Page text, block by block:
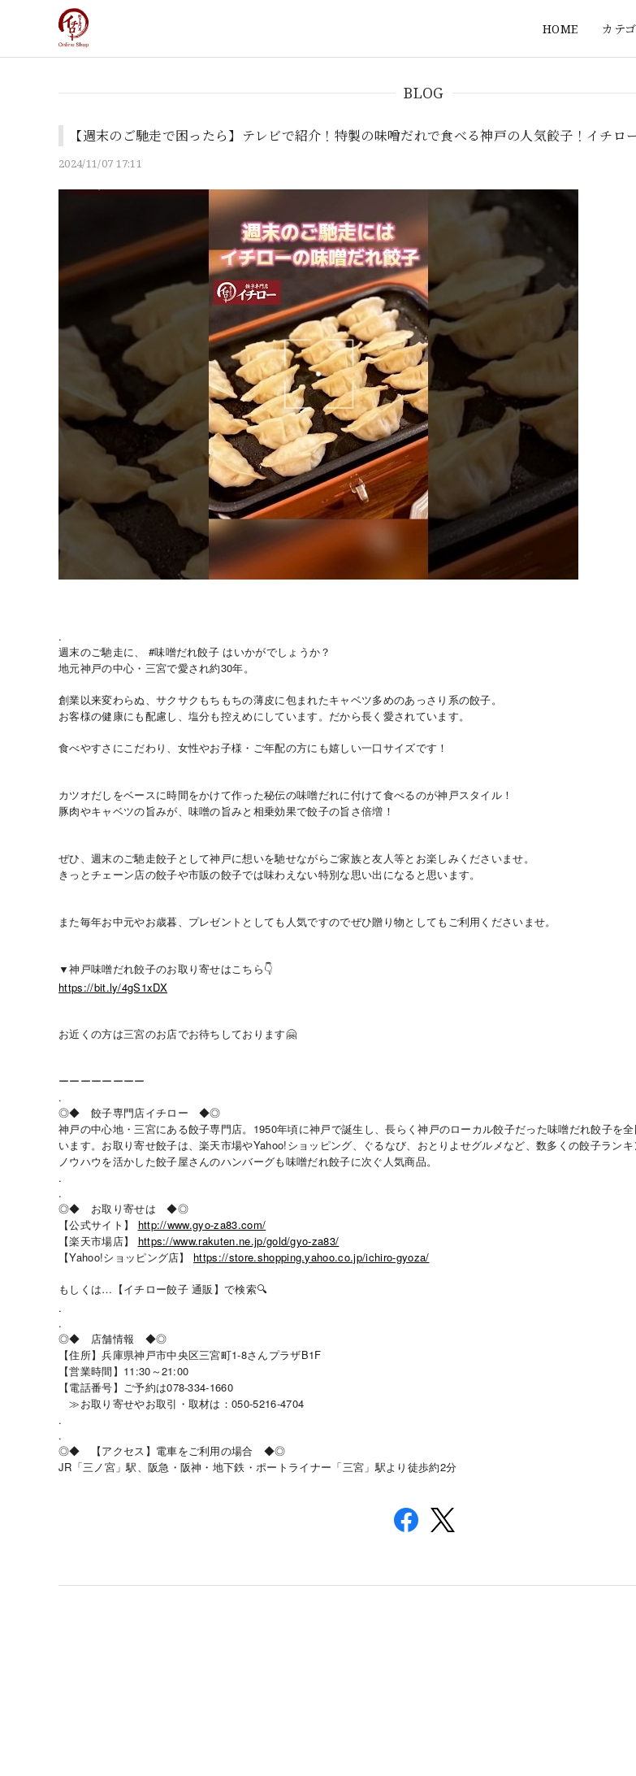
HOME カテ
BLOG
【週末のご馳走で困ったら】テレビで紹介！特製の味噌だれで食べる神戸の人気餃子！イチロ
2024/11/07 17:11
.
週末のご馳走に、 #味噌だれ餃子 はいかがでしょうか？
地元神戸の中心・三宮で愛され約30年。
創業以来変わらぬ、サクサクもちもちの薄皮に包まれたキャベツ多めのあっさり系の餃子。
お客様の健康にも配慮し、塩分も控えめにしています。だから長く愛されています。
食べやすさにこだわり、女性やお子様・ご年配の方にも嬉しい一口サイズです！
カツオだしをベースに時間をかけて作った秘伝の味噌だれに付けて食べるのが神戸スタイル！
豚肉やキャベツの旨みが、味噌の旨みと相乗効果で餃子の旨さ倍増！
ぜひ、週末のご馳走餃子として神戸に想いを馳せながらご家族と友人等とお楽しみくださいませ。
きっとチェーン店の餃子や市販の餃子では味わえない特別な思い出になると思います。
また毎年お中元やお歳暮、プレゼントとしても人気ですのでぜひ贈り物としてもご利用くださいませ。
▼神戸味噌だれ餃子のお取り寄せはこちら👇
https://bit.ly/4gS1xDX
お近くの方は三宮のお店でお待ちしております🤗
ーーーーーーーー
.
◎◆ 餃子専門店イチロー ◆◎
神戸の中心地・三宮にある餃子専門店。1950年頃に神戸で誕生し、長らく神戸のローカル餃子だった味噌だれ餃子を
います。お取り寄せ餃子は、楽天市場やYahoo!ショッピング、ぐるなび、おとりよせグルメなど、数多くの餃子ラン
ノウハウを活かした餃子屋さんのハンバーグも味噌だれ餃子に次ぐ人気商品。
.
.
◎◆ お取り寄せは ◆◎
【公式サイト】 http://www.gyo-za83.com/
【楽天市場店】 https://www.rakuten.ne.jp/gold/gyo-za83/
【Yahoo!ショッピング店】 https://store.shopping.yahoo.co.jp/ichiro-gyoza/
もしくは…【イチロー餃子 通販】で検索🔍
.
.
◎◆ 店舗情報 ◆◎
【住所】兵庫県神戸市中央区三宮町1-8さんプラザB1F
【営業時間】11:30～21:00
【電話番号】ご予約は078-334-1660
≫お取り寄せやお取引・取材は：050-5216-4704
.
.
◎◆ 【アクセス】電車をご利用の場合 ◆◎
JR 「三ノ宮」駅、阪急・阪神・地下鉄・ポートライナー「三宮」駅より徒歩約2分